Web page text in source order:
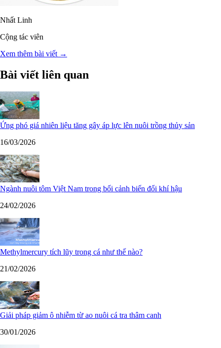
Nhất Linh
Cộng tác viên
Xem thêm bài viết →
Bài viết liên quan
Ứng phó giá nhiên liệu tăng gây áp lực lên nuôi trồng thủy sản
16/03/2026
Ngành nuôi tôm Việt Nam trong bối cảnh biến đổi khí hậu
24/02/2026
Methylmercury tích lũy trong cá như thế nào?
21/02/2026
Giải pháp giảm ô nhiễm từ ao nuôi cá tra thâm canh
30/01/2026